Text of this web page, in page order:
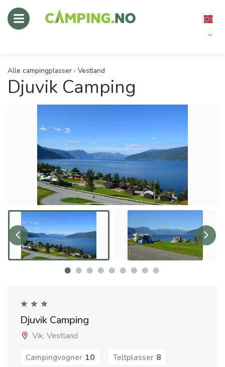
Alle campingplasser › Vestland
Djuvik Camping
Djuvik Camping
Vik, Vestland
Campingvogner 10 Teltplasser 8